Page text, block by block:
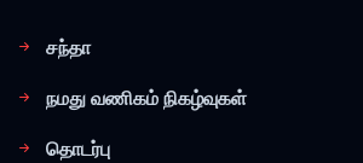
சந்தா
நமது வணிகம் நிகழ்வுகள்
தொடர்பு